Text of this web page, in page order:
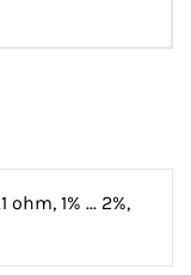
1% ... 2%,